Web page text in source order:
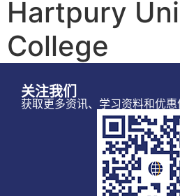
Hartpury
College
关注我们
获取更多资讯、学习资料和优惠